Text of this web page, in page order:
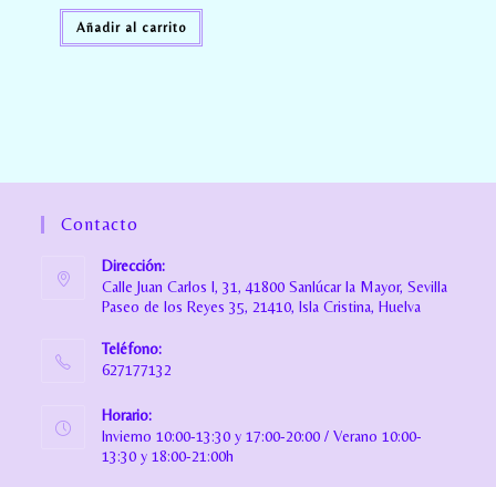
Añadir al carrito
Contacto
Dirección:
Calle Juan Carlos I, 31, 41800 Sanlúcar la Mayor, Sevilla
Paseo de los Reyes 35, 21410, Isla Cristina, Huelva
Teléfono:
627177132
Horario:
Invierno 10:00-13:30 y 17:00-20:00 / Verano 10:00-
13:30 y 18:00-21:00h